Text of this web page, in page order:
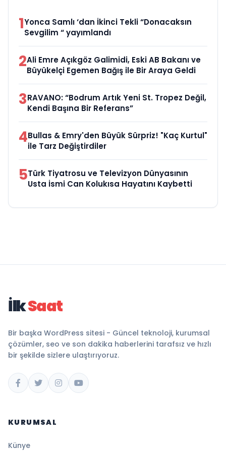
1Yonca Samlı ‘dan İkinci Tekli “Donacaksın
Sevgilim “ yayımlandı
2Ali Emre Açıkgöz Galimidi, Eski AB Bakanı ve
Büyükelçi Egemen Bağış ile Bir Araya Geldi
3RAVANO: “Bodrum Artık Yeni St. Tropez Değil,
Kendi Başına Bir Referans”
4Bullas & Emry'den Büyük Sürpriz! "Kaç Kurtul"
ile Tarz Değiştirdiler
5Türk Tiyatrosu ve Televizyon Dünyasının
Usta İsmi Can Kolukısa Hayatını Kaybetti
İlkSaat
Bir başka WordPress sitesi - Güncel teknoloji, kurumsal
çözümler, seo ve son dakika haberlerini tarafsız ve hızlı
bir şekilde sizlere ulaştırıyoruz.
KURUMSAL
Künye